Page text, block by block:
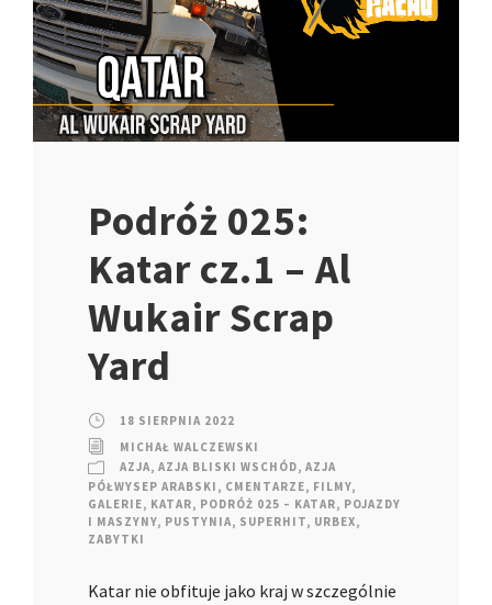
Podróż 025:
Katar cz.1 – Al
Wukair Scrap
Yard
18 SIERPNIA 2022
MICHAŁ WALCZEWSKI
AZJA, AZJA BLISKI WSCHÓD, AZJA
PÓŁWYSEP ARABSKI , CMENTARZE, FILMY,
GALERIE, KATAR, PODRÓŻ 025 – KATAR, POJAZDY
I MASZYNY, PUSTYNIA, SUPERHIT, URBEX,
ZABYTKI
Katar nie obfituje jako kraj w szczególnie